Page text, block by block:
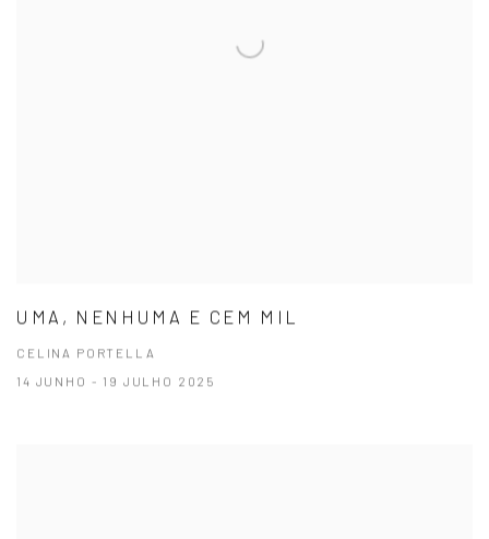
UMA, NENHUMA E CEM MIL
CELINA PORTELLA
14 JUNHO - 19 JULHO 2025